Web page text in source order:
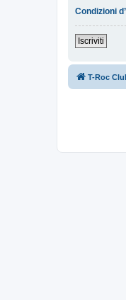
Condizioni
Iscriviti
T-Roc